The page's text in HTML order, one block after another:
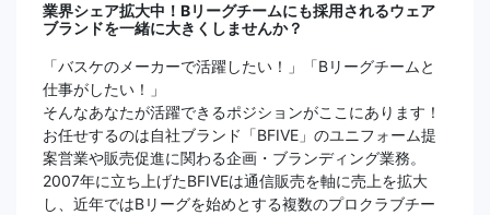
業界シェア拡大中！Bリーグチームにも採用されるウェア
ブランドを一緒に大きくしませんか？
「バスケのメーカーで活躍したい！」「Bリーグチームと
仕事がしたい！」
そんなあなたが活躍できるポジションがここにあります！
お任せするのは自社ブランド「BFIVE」のユニフォーム提
案営業や販売促進に関わる企画・ブランディング業務。
2007年に立ち上げたBFIVEは通信販売を軸に売上を拡大
し、近年ではBリーグを始めとする複数のプロクラブチー